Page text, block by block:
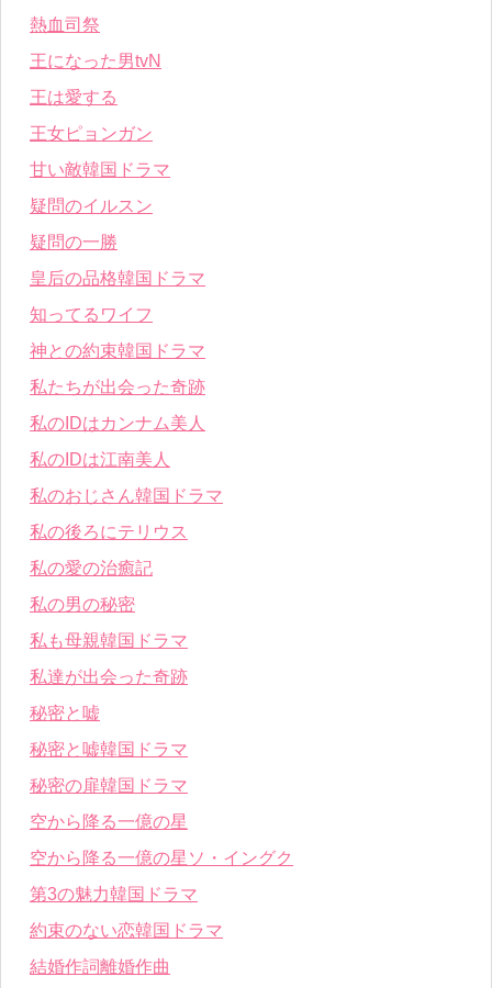
熱血司祭
王になった男tvN
王は愛する
王女ピョンガン
甘い敵韓国ドラマ
疑問のイルスン
疑問の一勝
皇后の品格韓国ドラマ
知ってるワイフ
神との約束韓国ドラマ
私たちが出会った奇跡
私のIDはカンナム美人
私のIDは江南美人
私のおじさん韓国ドラマ
私の後ろにテリウス
私の愛の治癒記
私の男の秘密
私も母親韓国ドラマ
私達が出会った奇跡
秘密と嘘
秘密と嘘韓国ドラマ
秘密の扉韓国ドラマ
空から降る一億の星
空から降る一億の星ソ・イングク
第3の魅力韓国ドラマ
約束のない恋韓国ドラマ
結婚作詞離婚作曲